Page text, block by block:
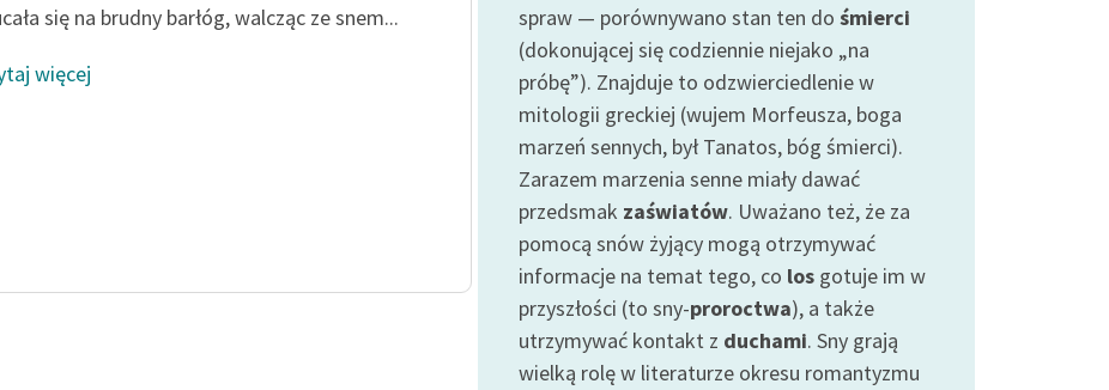
Feministyczne inspiracje.
Popularyzacja skandynawskiej
się na brudny barłóg, walcząc ze snem...
więcej
spraw — porównywano stan ten do śmierci
(dokonującej się codziennie niejako „na
próbę”). Znajduje to odzwierciedlenie w
mitologii greckiej (wujem Morfeusza, boga
marzeń sennych, był Tanatos, bóg śmierci).
Zarazem marzenia senne miały dawać
przedsmak zaświatów. Uważano też, że za
pomocą snów żyjący mogą otrzymywać
informacje na temat tego, co los gotuje im w
przyszłości (to sny-proroctwa), a także
utrzymywać kontakt z duchami. Sny grają
wielką rolę w literaturze okresu romantyzmu